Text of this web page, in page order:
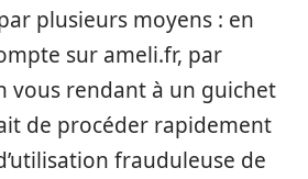
plusieurs moyens : en
sur ameli.fr, par
vous rendant à un guichet
de procéder rapidement
frauduleuse de